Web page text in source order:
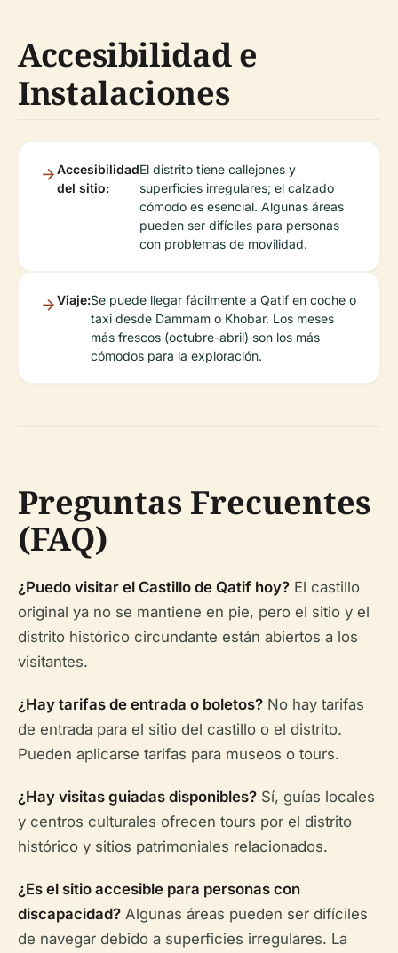
Accesibilidad e
Instalaciones
Accesibilidad
del sitio:
El distrito tiene callejones y
superficies irregulares; el calzado
cómodo es esencial. Algunas áreas
pueden ser difíciles para personas
con problemas de movilidad.
Viaje:Se puede llegar fácilmente a Qatif en coche o
taxi desde Dammam o Khobar. Los meses
más frescos (octubre-abril) son los más
cómodos para la exploración.
Preguntas Frecuentes
(FAQ)
¿Puedo visitar el Castillo de Qatif hoy? El castillo
original ya no se mantiene en pie, pero el sitio y el
distrito histórico circundante están abiertos a los
visitantes.
¿Hay tarifas de entrada o boletos? No hay tarifas
de entrada para el sitio del castillo o el distrito.
Pueden aplicarse tarifas para museos o tours.
¿Hay visitas guiadas disponibles? Sí, guías locales
y centros culturales ofrecen tours por el distrito
histórico y sitios patrimoniales relacionados.
¿Es el sitio accesible para personas con
discapacidad? Algunas áreas pueden ser difíciles
de navegar debido a superficies irregulares. La